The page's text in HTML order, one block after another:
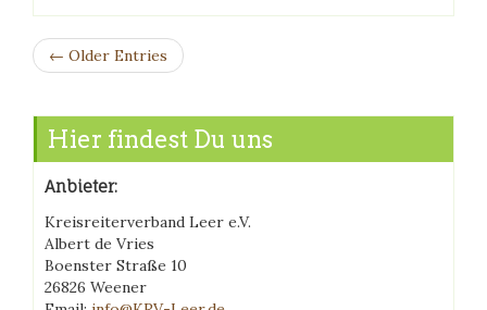
← Older Entries
Hier findest Du uns
Anbieter:
Kreisreiterverband Leer e.V.
Albert de Vries
Boenster Straße 10
26826 Weener